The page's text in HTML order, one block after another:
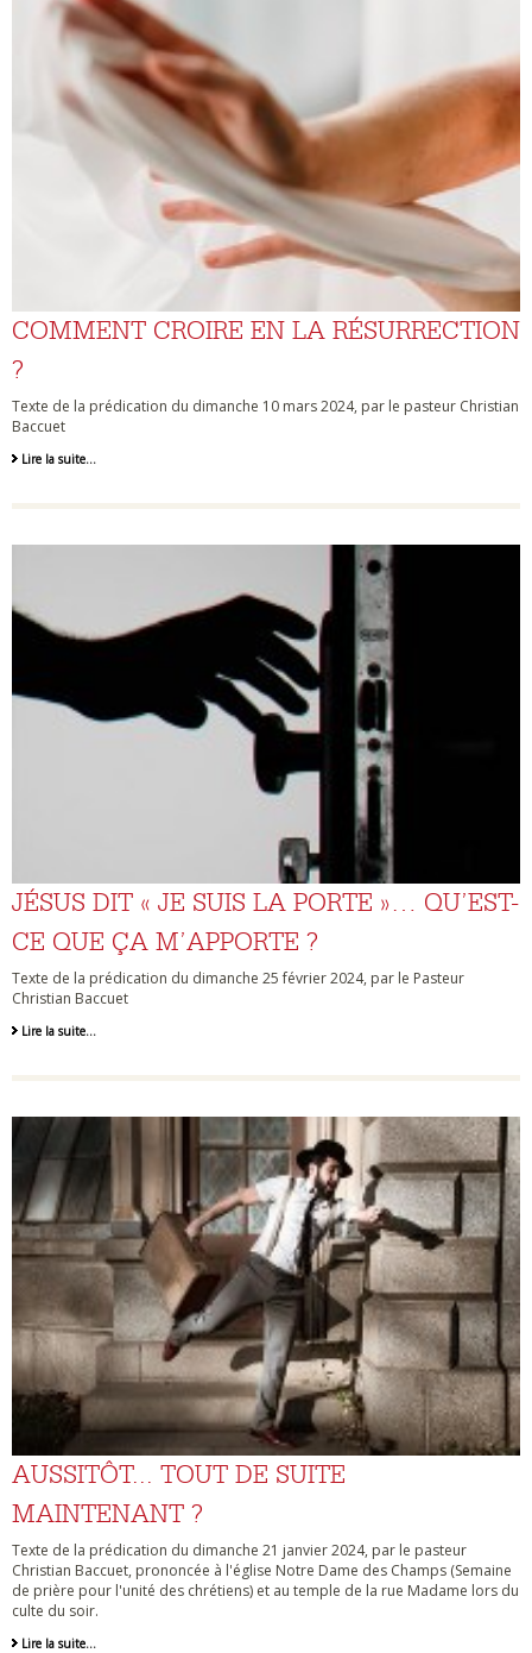
COMMENT CROIRE EN LA RÉSURRECTION
?
Texte de la prédication du dimanche 10 mars 2024, par le pasteur Christian
Baccuet
Lire la suite…
JÉSUS DIT « JE SUIS LA PORTE »… QU’EST-
CE QUE ÇA M’APPORTE ?
Texte de la prédication du dimanche 25 février 2024, par le Pasteur
Christian Baccuet
Lire la suite…
AUSSITÔT... TOUT DE SUITE
MAINTENANT ?
Texte de la prédication du dimanche 21 janvier 2024, par le pasteur
Christian Baccuet, prononcée à l'église Notre Dame des Champs (Semaine
de prière pour l'unité des chrétiens) et au temple de la rue Madame lors du
culte du soir.
Lire la suite…